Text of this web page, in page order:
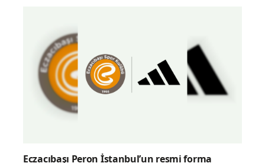
Eczacıbaşı Peron İstanbul’un resmi forma